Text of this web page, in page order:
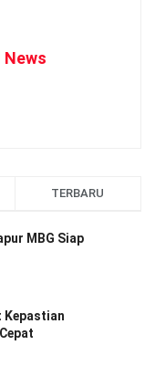
News
TERBARU
MBG Siap
Kepastian